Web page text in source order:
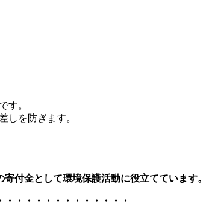
す。
しを防ぎます。
付金として環境保護活動に役立てています。
・・・・・・・・・・・・